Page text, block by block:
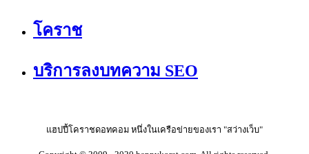
โคราช
บริการลงบทความ SEO
แฮปปี้โคราชดอทคอม หนึ่งในเครือข่ายของเรา "สว่างเว็บ"